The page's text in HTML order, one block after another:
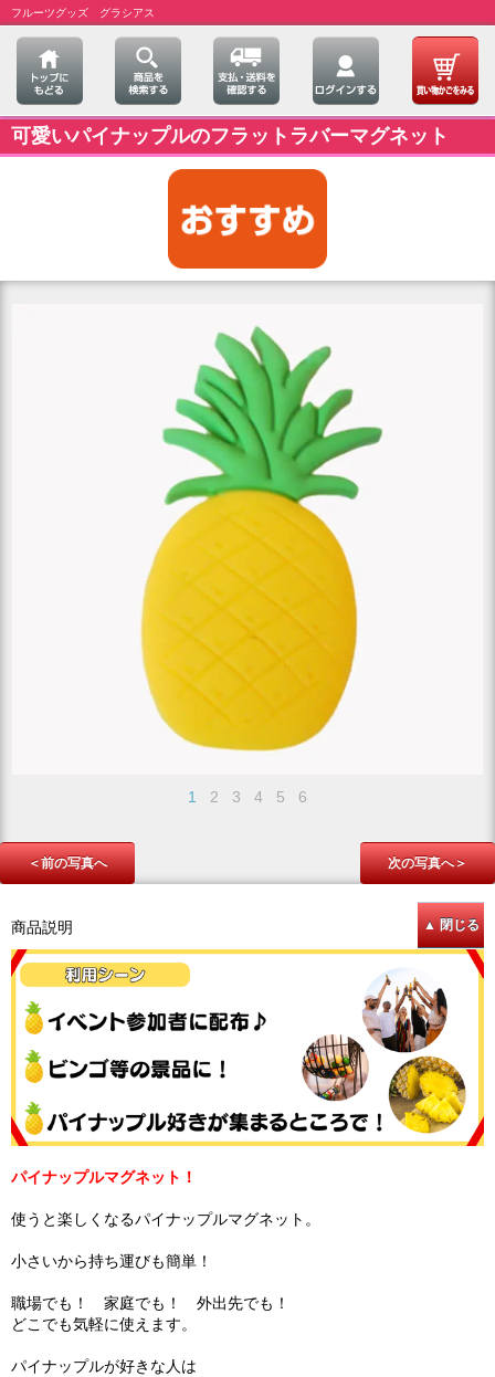
フルーツグッズ グラシアス
可愛いパイナップルのフラットラバーマグネット
1 2 3 4 5 6
＜前の写真へ 次の写真へ＞
商品説明
パイナップルマグネット！
使うと楽しくなるパイナップルマグネット。
小さいから持ち運びも簡単！
職場でも！ 家庭でも！ 外出先でも！
どこでも気軽に使えます。
パイナップルが好きな人は